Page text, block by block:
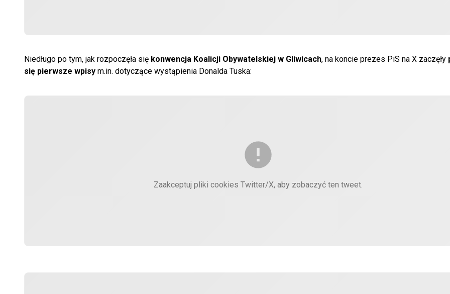
Niedługo po tym, jak rozpoczęła się konwencja Koalicji Obywatelskiej w Gliwicach, na koncie prezes PiS na X zaczęły
się pierwsze wpisy m.in. dotyczące wystąpienia Donalda Tuska:
Zaakceptuj pliki cookies Twitter/X, aby zobaczyć ten tweet.